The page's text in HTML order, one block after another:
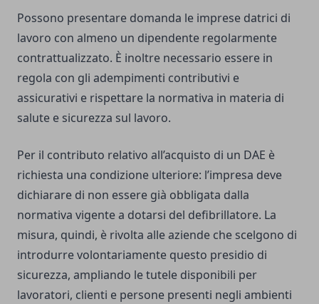
Possono presentare domanda le imprese datrici di
lavoro con almeno un dipendente regolarmente
contrattualizzato. È inoltre necessario essere in
regola con gli adempimenti contributivi e
assicurativi e rispettare la normativa in materia di
salute e sicurezza sul lavoro.
Per il contributo relativo all’acquisto di un DAE è
richiesta una condizione ulteriore: l’impresa deve
dichiarare di non essere già obbligata dalla
normativa vigente a dotarsi del defibrillatore. La
misura, quindi, è rivolta alle aziende che scelgono di
introdurre volontariamente questo presidio di
sicurezza, ampliando le tutele disponibili per
lavoratori, clienti e persone presenti negli ambienti